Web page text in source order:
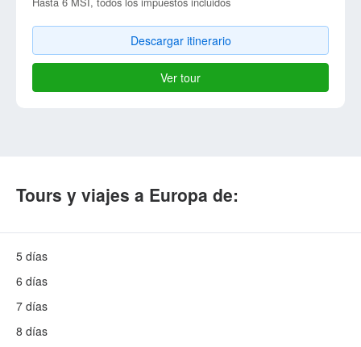
Descargar itinerario
Ver tour
Tours y viajes a Europa de:
5 días
6 días
7 días
8 días